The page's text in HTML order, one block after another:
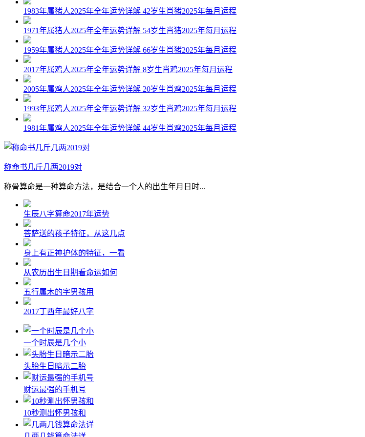
1983年属猪人2025年全年运势详解 42岁生肖猪2025年每月运程
1971年属猪人2025年全年运势详解 54岁生肖猪2025年每月运程
1959年属猪人2025年全年运势详解 66岁生肖猪2025年每月运程
2017年属鸡人2025年全年运势详解 8岁生肖鸡2025年每月运程
2005年属鸡人2025年全年运势详解 20岁生肖鸡2025年每月运程
1993年属鸡人2025年全年运势详解 32岁生肖鸡2025年每月运程
1981年属鸡人2025年全年运势详解 44岁生肖鸡2025年每月运程
称命书几斤几两2019对
称骨算命是一种算命方法，是结合一个人的出生年月日时...
生辰八字算命2017年运势
菩萨送的孩子特征，从这几点
身上有正神护体的特征，一看
从农历出生日期看命运如何
五行属木的字男孩用
2017丁酉年最好八字
一个时辰是几个小
头胎生日暗示二胎
财运最强的手机号
10秒测出怀男孩和